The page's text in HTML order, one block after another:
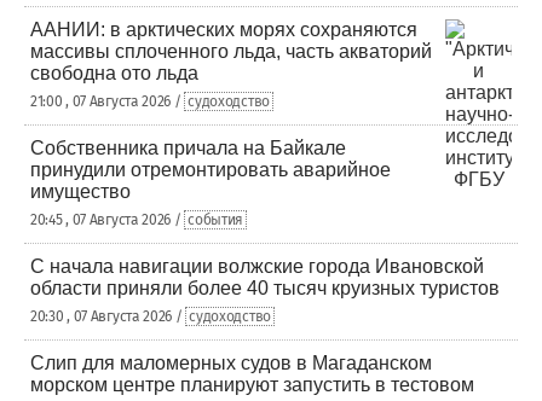
ААНИИ: в арктических морях сохраняются
массивы сплоченного льда, часть акваторий
свободна ото льда
21:00 , 07 Августа 2026 / судоходство
Собственника причала на Байкале
принудили отремонтировать аварийное
имущество
20:45 , 07 Августа 2026 / события
С начала навигации волжские города Ивановской
области приняли более 40 тысяч круизных туристов
20:30 , 07 Августа 2026 / судоходство
Слип для маломерных судов в Магаданском
морском центре планируют запустить в тестовом